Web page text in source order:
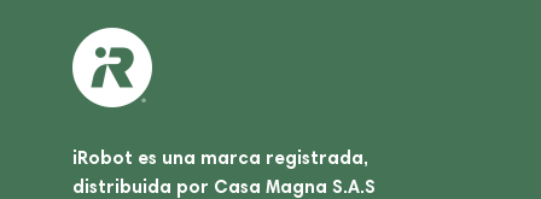
entradas
iRobot es una marca registrada,
distribuida por Casa Magna S.A.S